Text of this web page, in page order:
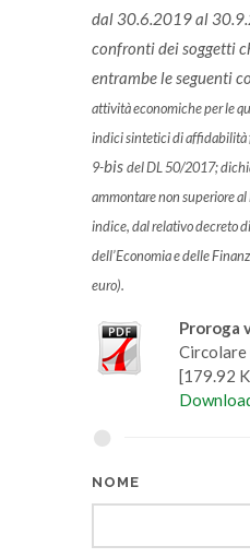
dal 30.6.2019 al
confronti dei soggetti
entrambe le seguenti
attività economiche per le
indici sintetici di affidabilità
9-bisdel DL 50/2017;
ammontare non superiore
indice, dal relativo decreto
dell’Economia e delle
euro).
Proroga
[179.92
NOME